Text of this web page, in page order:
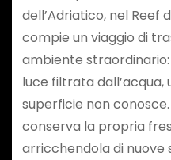
dell’Adriatico, nel Reef
compie un viaggio di
ambiente
luce filtrata dall’acqua,
superficie non
conserva la propria
arricchendola di nuove